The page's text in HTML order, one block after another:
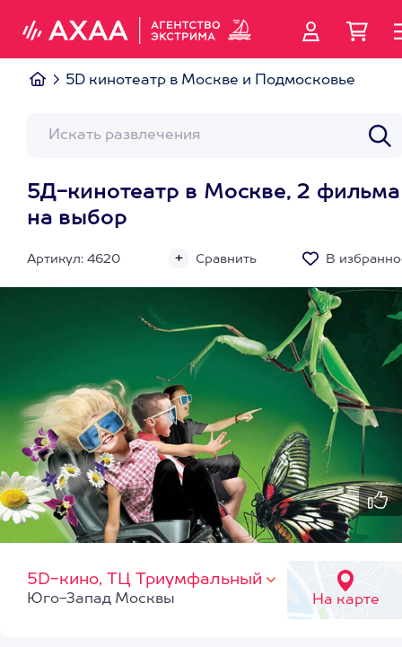
5D кинотеатр в Москве и Подмосковье
5Д-кинотеатр в Москве, 2 фильма
на выбор
Артикул: 4620 Сравнить В
5D-кино, ТЦ Триумфальный
На карте
Юго-Запад Москвы